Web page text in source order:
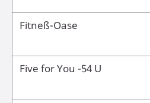
Fitneß-Oase
Five for You -54 U